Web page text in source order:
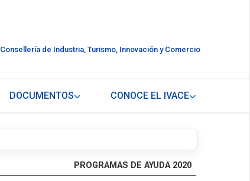
Consellería de Industria, Turismo, Innovación y Comercio
DOCUMENTOS CONOCE EL IVACE
PROGRAMAS DE AYUDA 2020